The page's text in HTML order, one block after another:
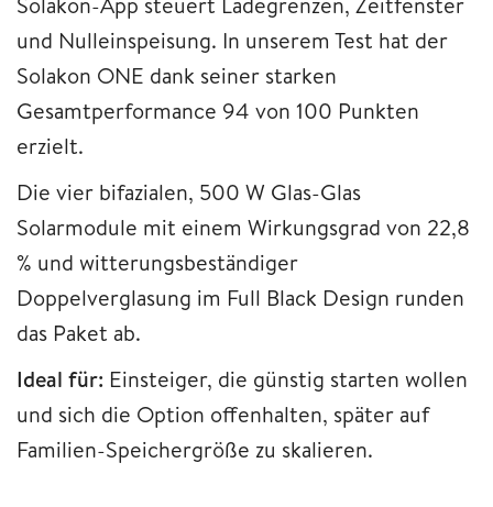
und Nulleinspeisung. In unserem Test hat der
Solakon ONE dank seiner starken
Gesamtperformance 94 von 100 Punkten
erzielt.
Die vier bifazialen, 500 W Glas-Glas
Solarmodule mit einem Wirkungsgrad von 22,8
% und witterungsbeständiger
Doppelverglasung im Full Black Design runden
das Paket ab.
Ideal für: Einsteiger, die günstig starten wollen
und sich die Option offenhalten, später auf
Familien-Speichergröße zu skalieren.